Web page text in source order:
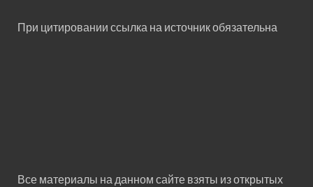
При цитировании ссылка на источник обязательна
Все материалы на данном сайте взяты из открытых